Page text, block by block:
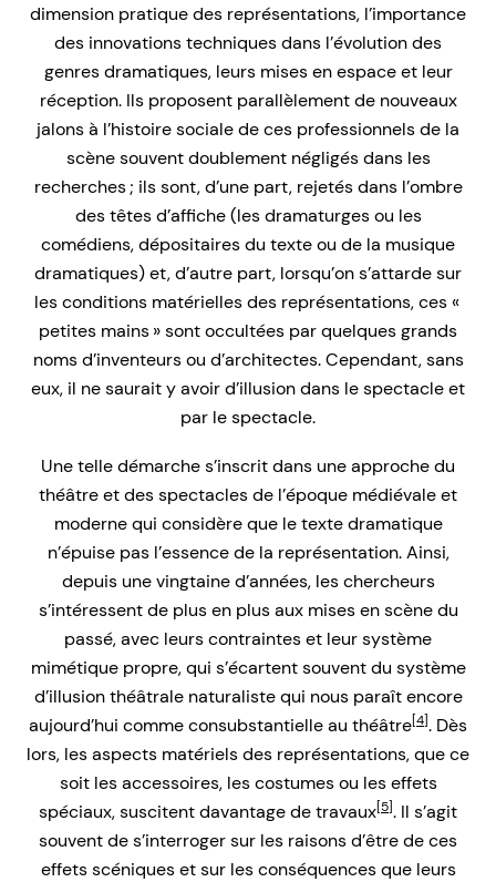
dimension pratique des représentations, l’importance
des innovations techniques dans l’évolution des
genres dramatiques, leurs mises en espace et leur
réception. Ils proposent parallèlement de nouveaux
jalons à l’histoire sociale de ces professionnels de la
scène souvent doublement négligés dans les
recherches ; ils sont, d’une part, rejetés dans l’ombre
des têtes d’affiche (les dramaturges ou les
comédiens, dépositaires du texte ou de la musique
dramatiques) et, d’autre part, lorsqu’on s’attarde sur
les conditions matérielles des représentations, ces «
petites mains » sont occultées par quelques grands
noms d’inventeurs ou d’architectes. Cependant, sans
eux, il ne saurait y avoir d’illusion dans le spectacle et
par le spectacle.
Une telle démarche s’inscrit dans une approche du
théâtre et des spectacles de l’époque médiévale et
moderne qui considère que le texte dramatique
n’épuise pas l’essence de la représentation. Ainsi,
depuis une vingtaine d’années, les chercheurs
s’intéressent de plus en plus aux mises en scène du
passé, avec leurs contraintes et leur système
mimétique propre, qui s’écartent souvent du système
d’illusion théâtrale naturaliste qui nous paraît encore
aujourd’hui comme consubstantielle au théâtre[4]. Dès
lors, les aspects matériels des représentations, que ce
soit les accessoires, les costumes ou les effets
spéciaux, suscitent davantage de travaux[5]. Il s’agit
souvent de s’interroger sur les raisons d’être de ces
effets scéniques et sur les conséquences que leurs